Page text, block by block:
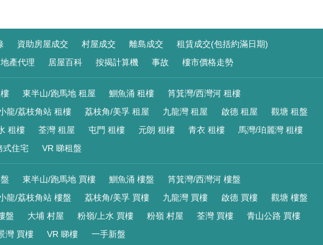
資助房屋成交 村屋成交 離島成交
租賃成交(包括約滿日期)
地產代理 居屋百科 按揭計算機 事故 樓市價格走勢
東半山/跑馬地 租屋 鰂魚涌 租樓
筲箕灣/西灣河 租樓
龍/荔枝角站 租樓 荔枝角/美孚 租屋 九龍灣 租屋 啟德 租屋
觀塘 租盤
租樓 荃灣 租屋 屯門 租樓 元朗 租樓 青衣 租樓
馬灣/珀麗灣 租樓
式住宅 VR 睇租盤
東半山/跑馬地 買樓 鰂魚涌 樓盤
筲箕灣/西灣河 樓盤
龍/荔枝角站 樓盤 荔枝角/美孚 買樓 九龍灣 買樓 啟德 買樓
觀塘 樓盤
盤 大埔 村屋 粉嶺/上水 買樓 粉嶺 村屋 荃灣 買樓
青山公路 買樓
灣 買樓 VR 睇樓 一手新盤